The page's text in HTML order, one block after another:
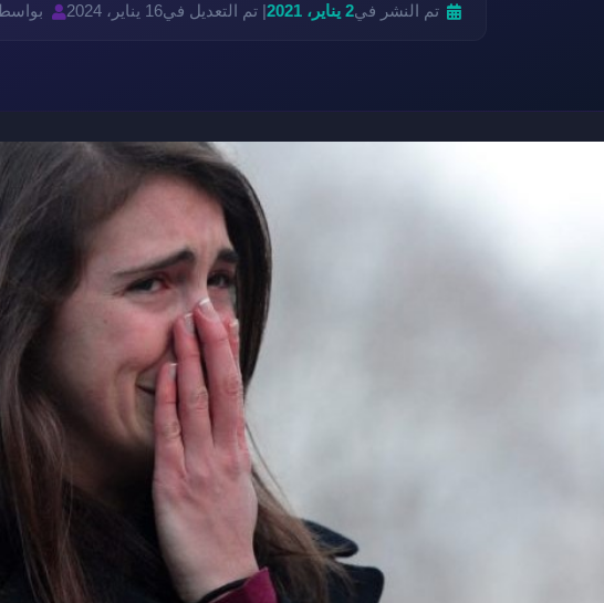
تم النشر في2 يناير، 2021 | تم التعديل في16 يناير، 2024